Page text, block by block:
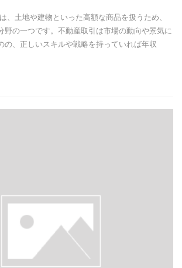
、土地や建物といった高額な商品を扱うため、
野の一つです。不動産取引は市場の動向や景気に
の、正しいスキルや戦略を持っていれば年収